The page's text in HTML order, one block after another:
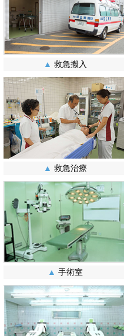
▲ 救急搬入
▲ 救急治療
▲ 手術室